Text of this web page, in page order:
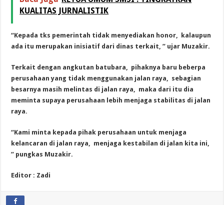
KUALITAS JURNALISTIK
“Kepada tks pemerintah tidak menyediakan honor, kalaupun
ada itu merupakan inisiatif dari dinas terkait, ” ujar Muzakir.
Terkait dengan angkutan batubara, pihaknya baru beberpa
perusahaan yang tidak menggunakan jalan raya, sebagian
besarnya masih melintas di jalan raya, maka dari itu dia
meminta supaya perusahaan lebih menjaga stabilitas di jalan
raya.
“Kami minta kepada pihak perusahaan untuk menjaga
kelancaran di jalan raya, menjaga kestabilan di jalan kita ini,
” pungkas Muzakir.
Editor : Zadi